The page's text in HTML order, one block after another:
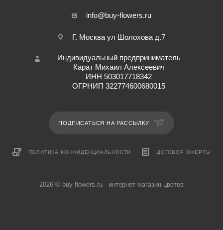
info@buy-flowers.ru
Г. Москва ул Шолохова д.7
Индивидуальный предприниматель
Карат Михаил Алексеевич
ИНН 503017718342
ОГРНИП 322774600680015
ПОДПИСАТЬСЯ НА РАССЫЛКУ
ПОЛИТИКА КОНФИДЕНЦИАЛЬНОСТИ ДОГОВОР ОФЕРТЫ
2026 © buy-flowers.ru - интернет-магазин цветов